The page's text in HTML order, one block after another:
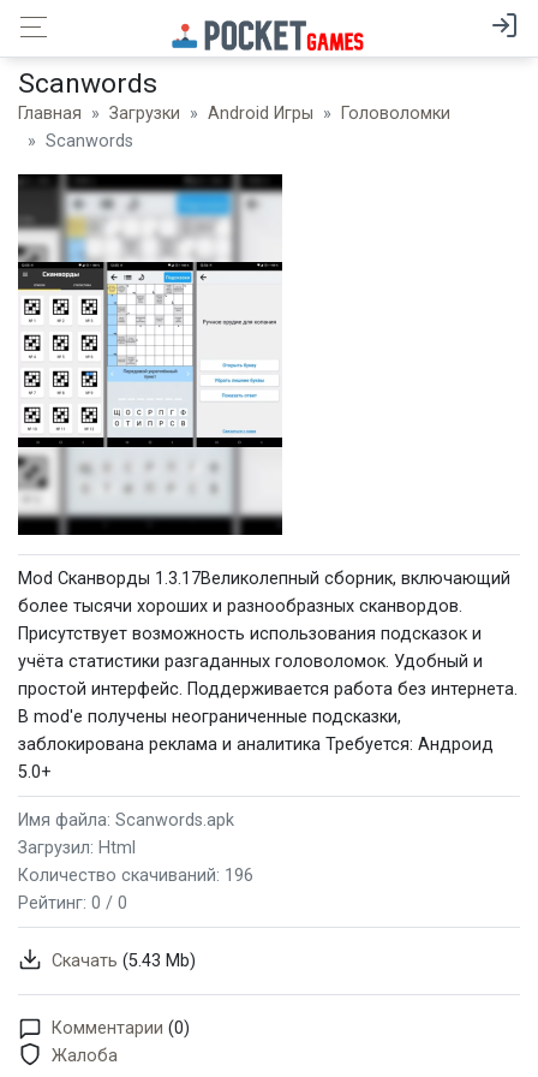
Scanwords
Главная Загрузки Android Игры
Головоломки
Scanwords
Mod Сканворды 1.3.17Великолепный сборник, включающий
более тысячи хороших и разнообразных сканвордов.
Присутствует возможность использования подсказок и
учёта статистики разгаданных головоломок. Удобный и
простой интерфейс. Поддерживается работа без интернета.
В mod'e получены неограниченные подсказки,
заблокирована реклама и аналитика Требуется: Андроид
5.0+
Имя файла: Scanwords.apk
Загрузил: Html
Количество скачиваний: 196
Рейтинг: 0 / 0
Скачать (5.43 Mb)
Комментарии (0)
Жалоба